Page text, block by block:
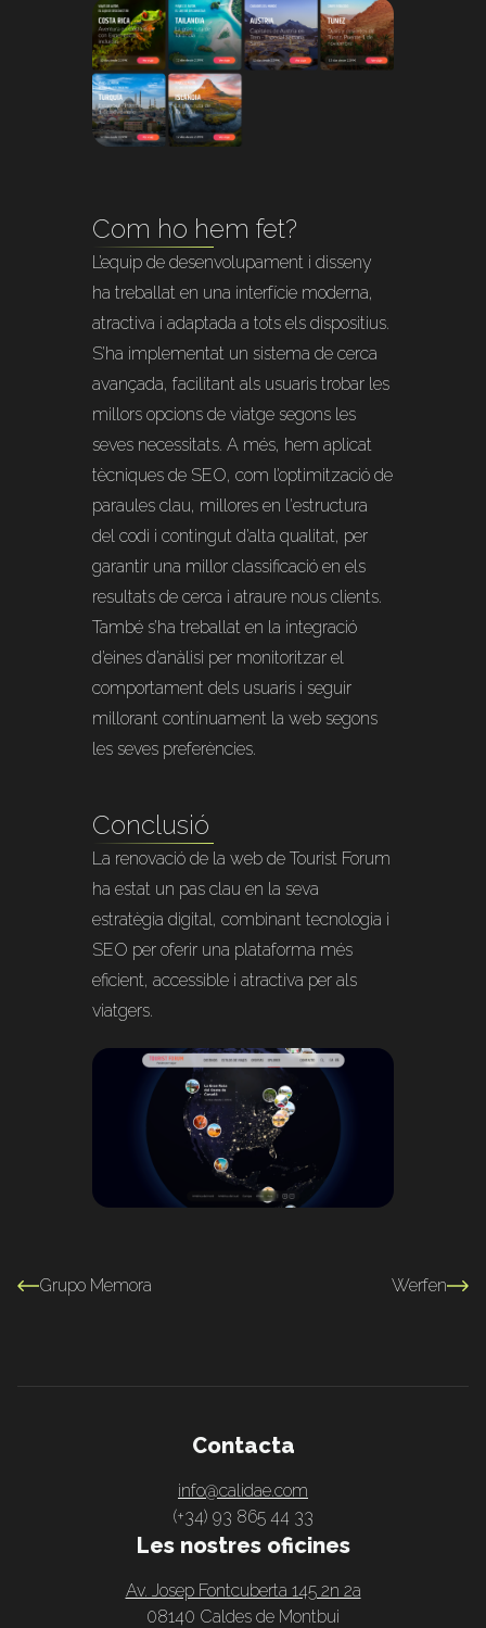
Com ho hem fet?
L’equip de desenvolupament i disseny
ha treballat en una interfície moderna,
atractiva i adaptada a tots els dispositius.
S’ha implementat un sistema de cerca
avançada, facilitant als usuaris trobar les
millors opcions de viatge segons les
seves necessitats. A més, hem aplicat
tècniques de SEO, com l’optimització de
paraules clau, millores en l'estructura
del codi i contingut d’alta qualitat, per
garantir una millor classificació en els
resultats de cerca i atraure nous clients.
També s’ha treballat en la integració
d’eines d’anàlisi per monitoritzar el
comportament dels usuaris i seguir
millorant contínuament la web segons
les seves preferències.
Conclusió
La renovació de la web de Tourist Forum
ha estat un pas clau en la seva
estratègia digital, combinant tecnologia i
SEO per oferir una plataforma més
eficient, accessible i atractiva per als
viatgers.
Grupo Memora Werfen
Contacta
info@calidae.com
(+34) 93 865 44 33
Les nostres oficines
Av. Josep Fontcuberta 145 2n 2a
08140 Caldes de Montbui